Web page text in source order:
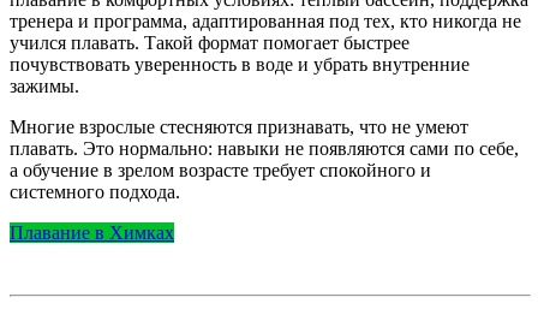
тренера и программа, адаптированная под тех, кто никогда не
учился плавать. Такой формат помогает быстрее
почувствовать уверенность в воде и убрать внутренние
зажимы.
Многие взрослые стесняются признавать, что не умеют
плавать. Это нормально: навыки не появляются сами по себе,
а обучение в зрелом возрасте требует спокойного и
системного подхода.
Плавание в Химках